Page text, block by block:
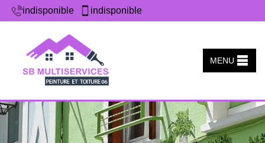
indisponible indisponible
MENU